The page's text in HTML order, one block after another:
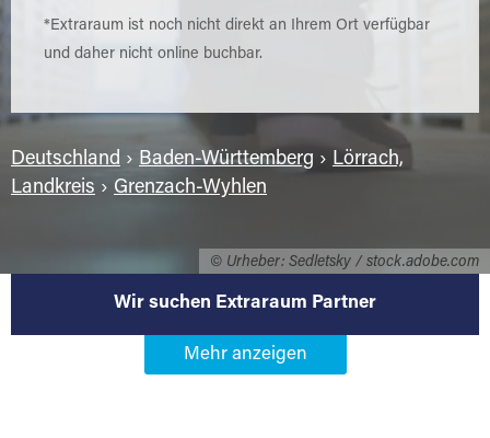
© Urheber: Sedletsky / stock.adobe.com
*Extraraum ist noch nicht direkt an Ihrem Ort verfügbar
und daher nicht online buchbar.
Deutschland › Baden-Württemberg › Lörrach,
Landkreis › Grenzach-Wyhlen
Wir suchen Extraraum Partner
Werden Sie Extraraum Partner in